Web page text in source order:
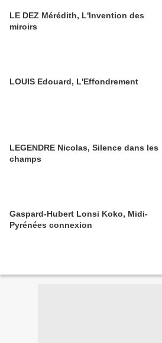
LE DEZ Mérédith, L'Invention des
miroirs
LOUIS Edouard, L'Effondrement
LEGENDRE Nicolas, Silence dans les
champs
Gaspard-Hubert Lonsi Koko, Midi-
Pyrénées connexion